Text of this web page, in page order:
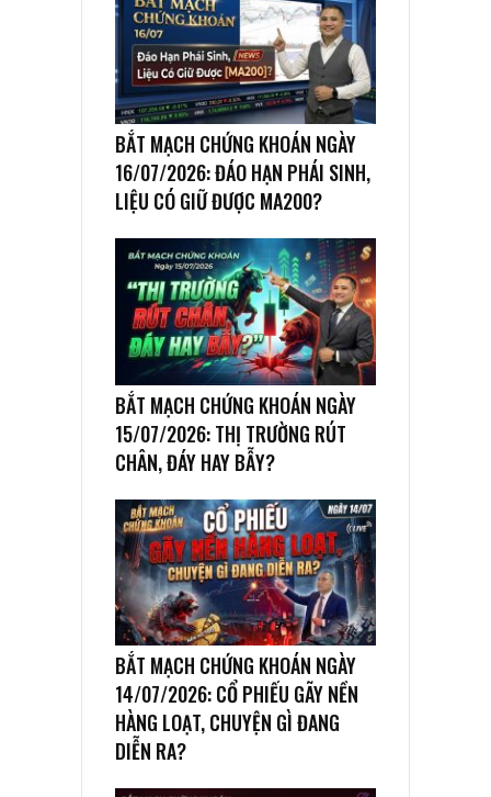
BẮT MẠCH CHỨNG KHOÁN NGÀY
16/07/2026: ĐÁO HẠN PHÁI SINH,
LIỆU CÓ GIỮ ĐƯỢC MA200?
BẮT MẠCH CHỨNG KHOÁN NGÀY
15/07/2026: THỊ TRƯỜNG RÚT
CHÂN, ĐÁY HAY BẪY?
BẮT MẠCH CHỨNG KHOÁN NGÀY
14/07/2026: CỔ PHIẾU GÃY NỀN
HÀNG LOẠT, CHUYỆN GÌ ĐANG
DIỄN RA?